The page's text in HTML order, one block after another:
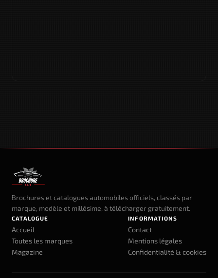
Brochures et catalogues automobiles officiels, classés par
marque, modèle et millésime, à télécharger gratuitement.
CATALOGUE
Accueil
Toutes les marques
Magazine
INFORMATIONS
Contact
Mentions légales
Confidentialité & cookies